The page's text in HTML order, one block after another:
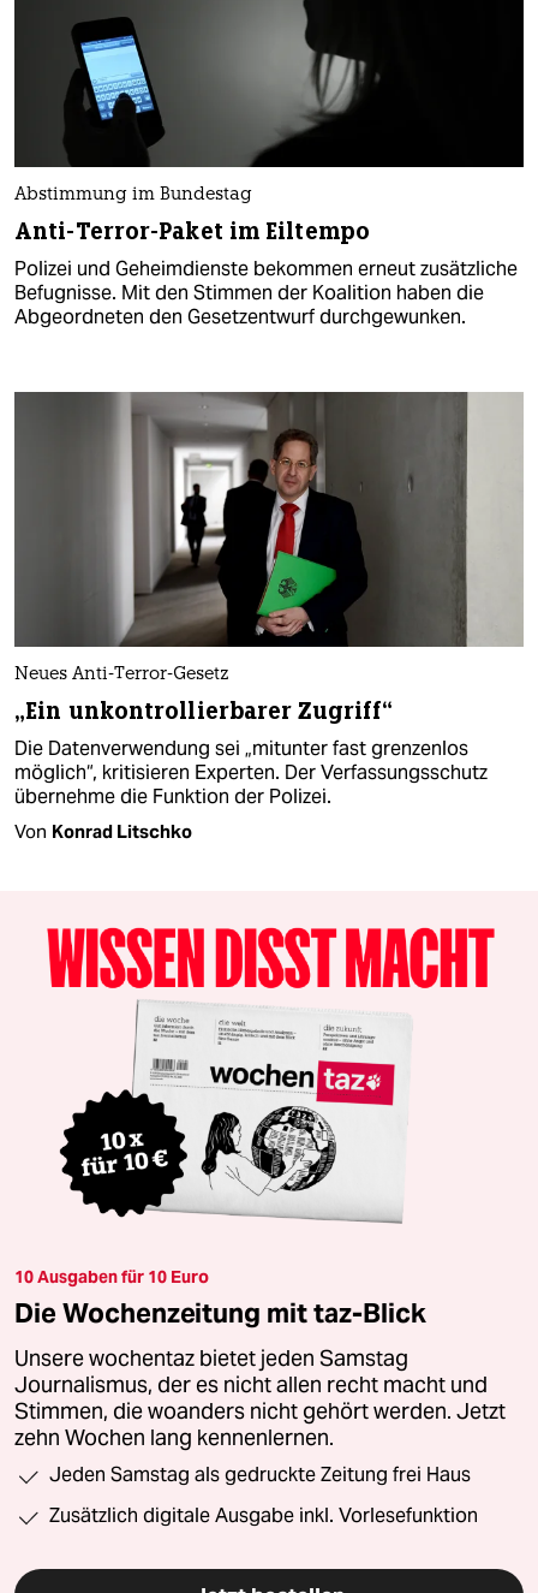
Abstimmung im Bundestag
Anti-Terror-Paket im Eiltempo
Polizei und Geheimdienste bekommen erneut zusätzliche
Befugnisse. Mit den Stimmen der Koalition haben die
Abgeordneten den Gesetzentwurf durchgewunken.
Neues Anti-Terror-Gesetz
„Ein unkontrollierbarer Zugriff“
Die Datenverwendung sei „mitunter fast grenzenlos
möglich“, kritisieren Experten. Der Verfassungsschutz
übernehme die Funktion der Polizei.
Von Konrad Litschko
10 Ausgaben für 10 Euro
Die Wochenzeitung mit taz-Blick
Unsere wochentaz bietet jeden Samstag
Journalismus, der es nicht allen recht macht und
Stimmen, die woanders nicht gehört werden. Jetzt
zehn Wochen lang kennenlernen.
Jeden Samstag als gedruckte Zeitung frei Haus
Zusätzlich digitale Ausgabe inkl. Vorlesefunktion